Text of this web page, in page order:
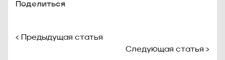
Поделиться
‹ Предыдущая статья
Следующая статья ›